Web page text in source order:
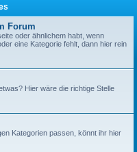
Forum
oder ähnlichem habt, wenn
eine Kategorie fehlt, dann hier rein
Hier wäre die richtige Stelle
Kategorien passen, könnt ihr hier